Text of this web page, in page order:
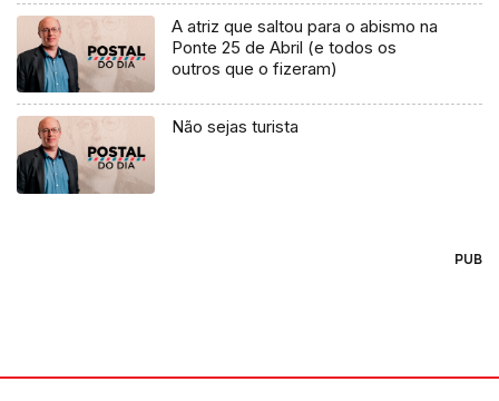
A atriz que saltou para o abismo na
Ponte 25 de Abril (e todos os
outros que o fizeram)
Não sejas turista
PUB